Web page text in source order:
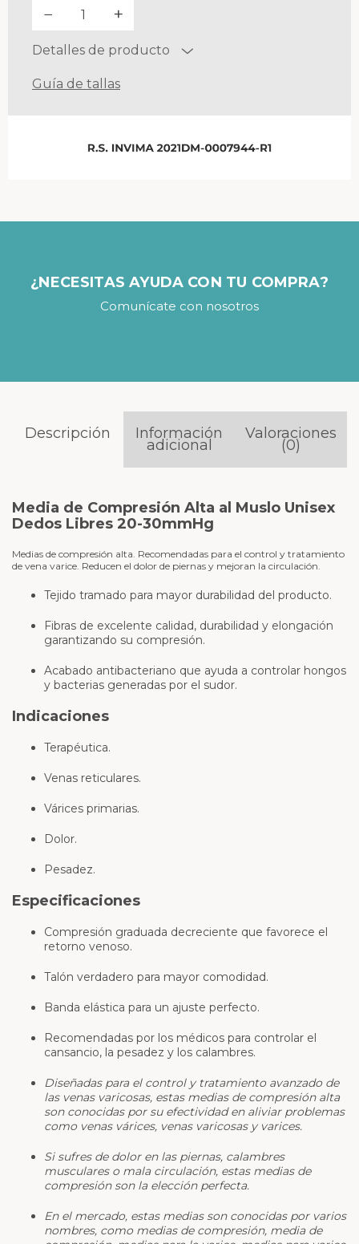
− +
Detalles de producto
Fibras de excelente calidad, durabilidad y elongación que
bacterias generadas por el sudor.
Guía de tallas
¿NECESITAS AYUDA CON TU COMPRA?
Comunícate con nosotros
Descripción Información
adicional
Valoraciones
(0)
Media de Compresión Alta al Muslo Unisex
Dedos Libres 20-30mmHg
Medias de compresión alta. Recomendadas para el control y tratamiento
de vena varice. Reducen el dolor de piernas y mejoran la circulación.
Tejido tramado para mayor durabilidad del producto.
Fibras de excelente calidad, durabilidad y elongación
garantizando su compresión.
Acabado antibacteriano que ayuda a controlar hongos
y bacterias generadas por el sudor.
Indicaciones
Terapéutica.
Venas reticulares.
Várices primarias.
Dolor.
Pesadez.
Especificaciones
Compresión graduada decreciente que favorece el
retorno venoso.
Talón verdadero para mayor comodidad.
Banda elástica para un ajuste perfecto.
Recomendadas por los médicos para controlar el
cansancio, la pesadez y los calambres.
Diseñadas para el control y tratamiento avanzado de
las venas varicosas, estas medias de compresión alta
son conocidas por su efectividad en aliviar problemas
como venas várices, venas varicosas y varices.
Si sufres de dolor en las piernas, calambres
musculares o mala circulación, estas medias de
compresión son la elección perfecta.
En el mercado, estas medias son conocidas por varios
nombres, como medias de compresión, media de